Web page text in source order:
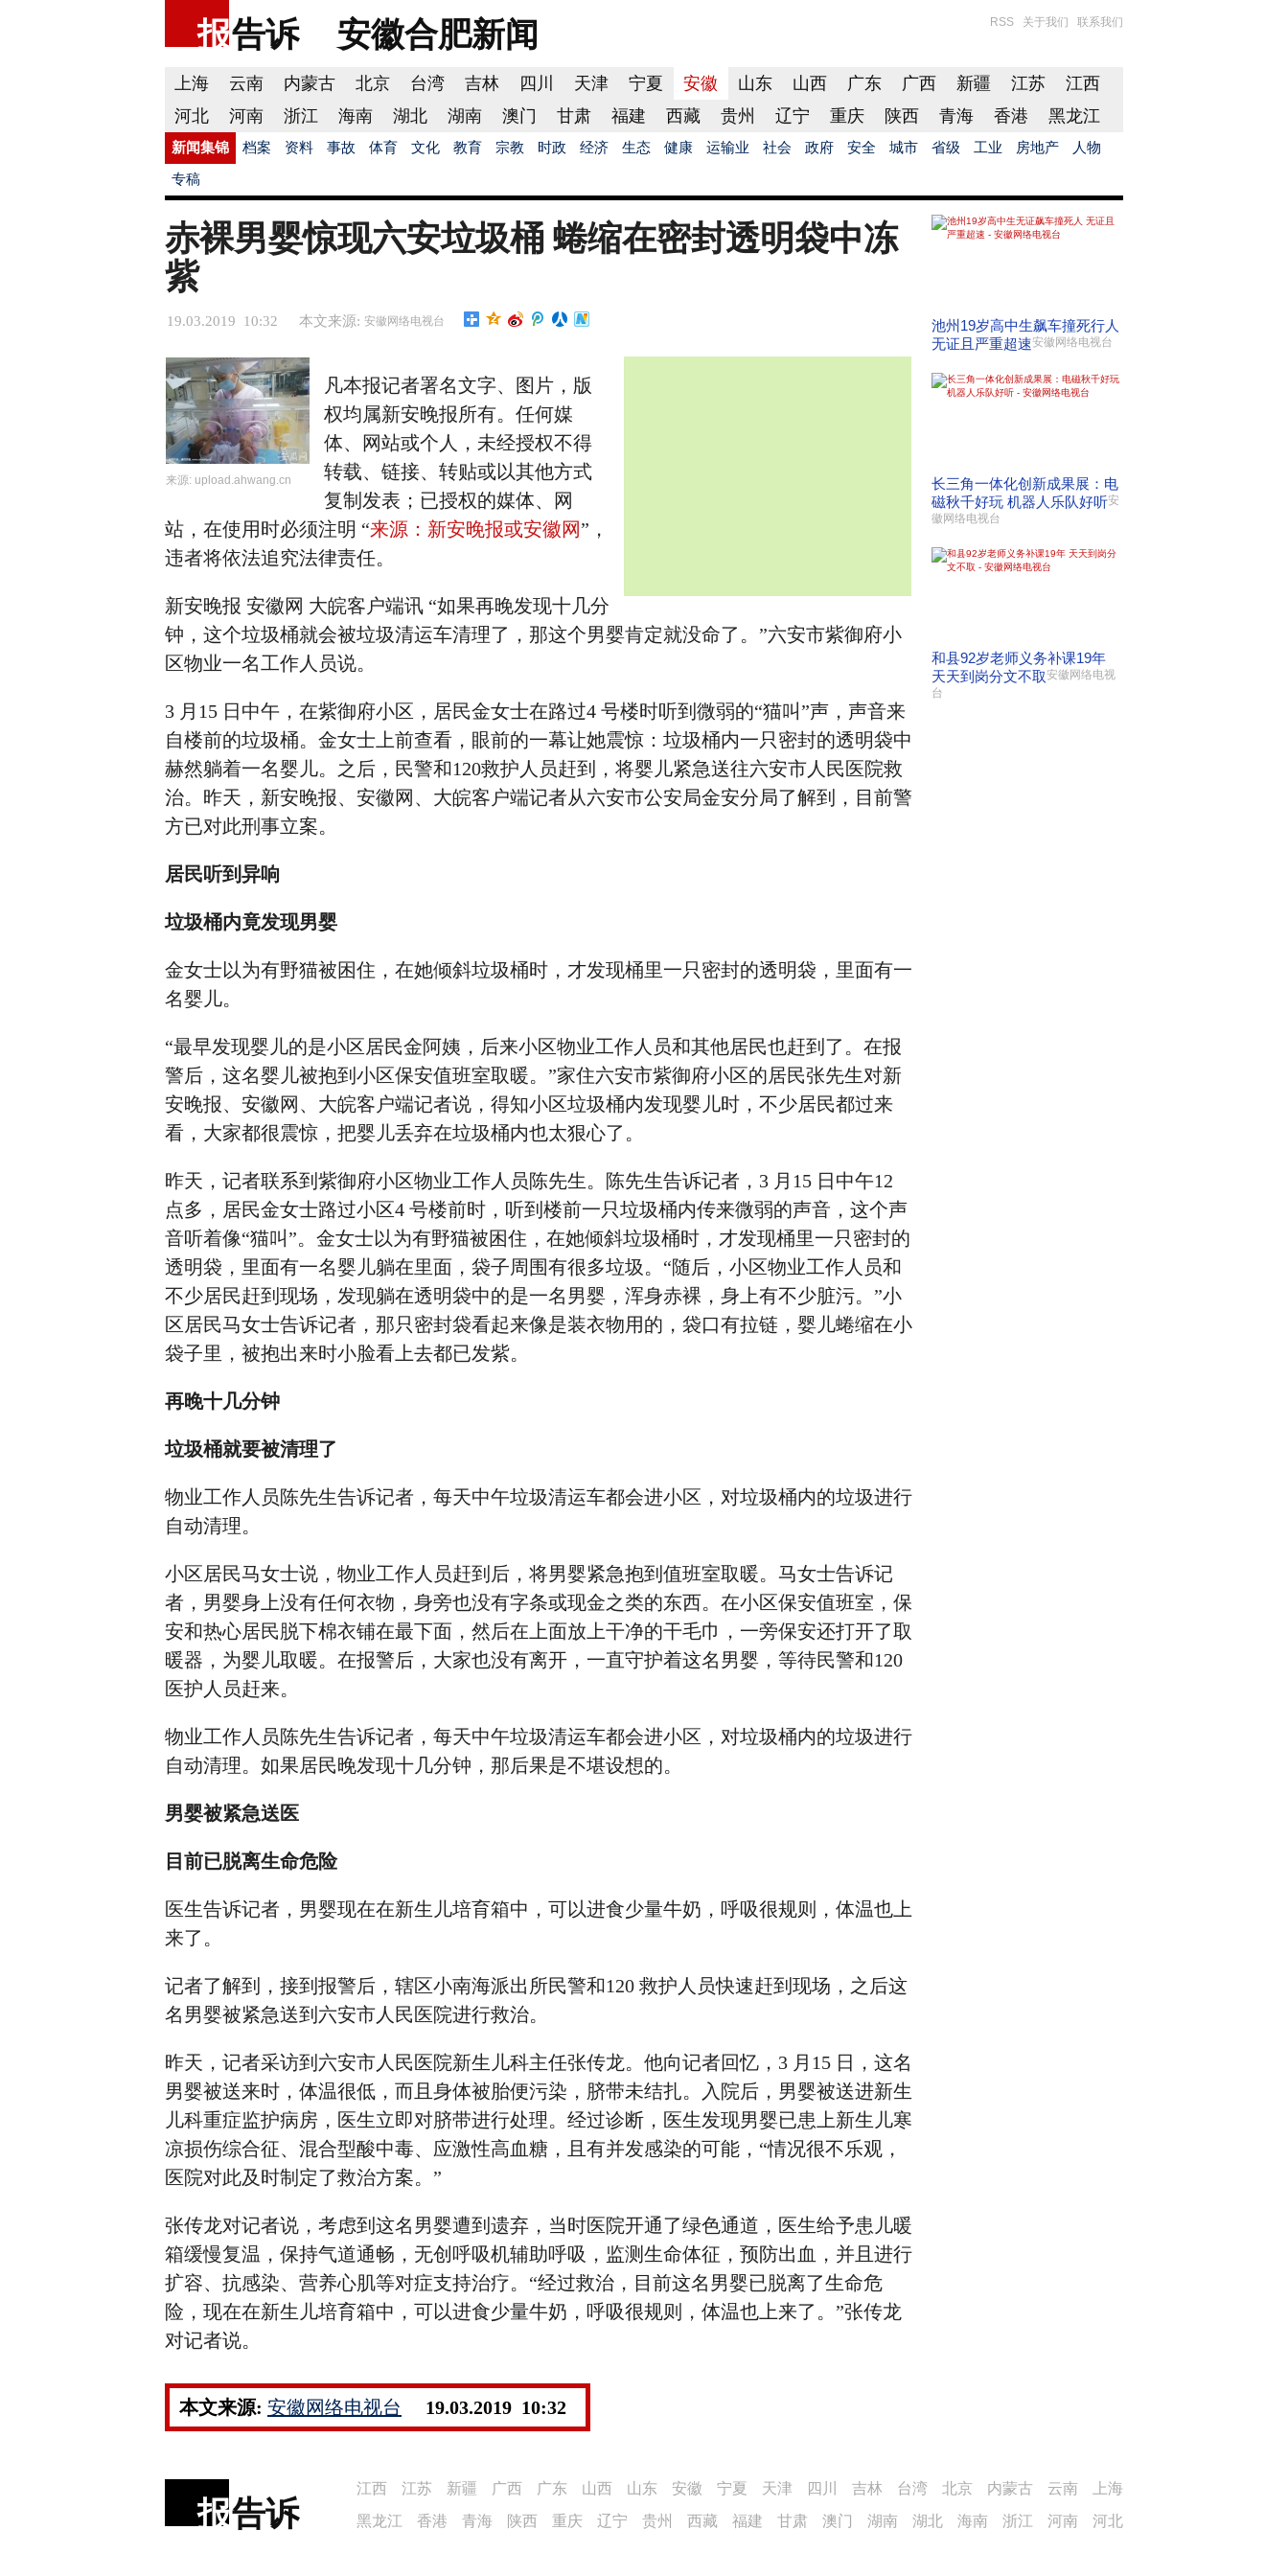
报告诉 安徽合肥新闻 RSS 关于我们 联系我们
上海 云南 内蒙古 北京 台湾 吉林 四川 天津 宁夏 安徽 山东 山西 广东 广西 新疆 江苏
江西
河北
河南 浙江 海南 湖北 湖南 澳门 甘肃 福建 西藏 贵州 辽宁 重庆 陕西 青海 香港 黑龙江
新闻集锦 档案 资料 事故 体育 文化 教育 宗教 时政 经济 生态 健康 运输业 社会 政府 安全 城市 省级 工业 房地产 人物
专稿
赤裸男婴惊现六安垃圾桶 蜷缩在密封透明袋中冻
紫
19.03.2019 10:32 本文来源: 安徽网络电视台
来源: upload.ahwang.cn
凡本报记者署名文字、图片，版
权均属新安晚报所有。任何媒
体、网站或个人，未经授权不得
转载、链接、转贴或以其他方式
复制发表；已授权的媒体、网
站，在使用时必须注明 “来源：新安晚报或安徽网”，
违者将依法追究法律责任。
新安晚报 安徽网 大皖客户端讯 “如果再晚发现十几分
钟，这个垃圾桶就会被垃圾清运车清理了，那这个男婴肯定就没命了。”六安市紫御府小
区物业一名工作人员说。
3 月15 日中午，在紫御府小区，居民金女士在路过4 号楼时听到微弱的“猫叫”声，声音来
自楼前的垃圾桶。金女士上前查看，眼前的一幕让她震惊：垃圾桶内一只密封的透明袋中
赫然躺着一名婴儿。之后，民警和120救护人员赶到，将婴儿紧急送往六安市人民医院救
治。昨天，新安晚报、安徽网、大皖客户端记者从六安市公安局金安分局了解到，目前警
方已对此刑事立案。
居民听到异响
垃圾桶内竟发现男婴
金女士以为有野猫被困住，在她倾斜垃圾桶时，才发现桶里一只密封的透明袋，里面有一
名婴儿。
“最早发现婴儿的是小区居民金阿姨，后来小区物业工作人员和其他居民也赶到了。在报
警后，这名婴儿被抱到小区保安值班室取暖。”家住六安市紫御府小区的居民张先生对新
安晚报、安徽网、大皖客户端记者说，得知小区垃圾桶内发现婴儿时，不少居民都过来
看，大家都很震惊，把婴儿丢弃在垃圾桶内也太狠心了。
昨天，记者联系到紫御府小区物业工作人员陈先生。陈先生告诉记者，3 月15 日中午12
点多，居民金女士路过小区4 号楼前时，听到楼前一只垃圾桶内传来微弱的声音，这个声
音听着像“猫叫”。金女士以为有野猫被困住，在她倾斜垃圾桶时，才发现桶里一只密封的
透明袋，里面有一名婴儿躺在里面，袋子周围有很多垃圾。“随后，小区物业工作人员和
不少居民赶到现场，发现躺在透明袋中的是一名男婴，浑身赤裸，身上有不少脏污。”小
区居民马女士告诉记者，那只密封袋看起来像是装衣物用的，袋口有拉链，婴儿蜷缩在小
袋子里，被抱出来时小脸看上去都已发紫。
再晚十几分钟
垃圾桶就要被清理了
物业工作人员陈先生告诉记者，每天中午垃圾清运车都会进小区，对垃圾桶内的垃圾进行
自动清理。
小区居民马女士说，物业工作人员赶到后，将男婴紧急抱到值班室取暖。马女士告诉记
者，男婴身上没有任何衣物，身旁也没有字条或现金之类的东西。在小区保安值班室，保
安和热心居民脱下棉衣铺在最下面，然后在上面放上干净的干毛巾，一旁保安还打开了取
暖器，为婴儿取暖。在报警后，大家也没有离开，一直守护着这名男婴，等待民警和120
医护人员赶来。
物业工作人员陈先生告诉记者，每天中午垃圾清运车都会进小区，对垃圾桶内的垃圾进行
自动清理。如果居民晚发现十几分钟，那后果是不堪设想的。
男婴被紧急送医
目前已脱离生命危险
医生告诉记者，男婴现在在新生儿培育箱中，可以进食少量牛奶，呼吸很规则，体温也上
来了。
记者了解到，接到报警后，辖区小南海派出所民警和120 救护人员快速赶到现场，之后这
名男婴被紧急送到六安市人民医院进行救治。
昨天，记者采访到六安市人民医院新生儿科主任张传龙。他向记者回忆，3 月15 日，这名
男婴被送来时，体温很低，而且身体被胎便污染，脐带未结扎。入院后，男婴被送进新生
儿科重症监护病房，医生立即对脐带进行处理。经过诊断，医生发现男婴已患上新生儿寒
凉损伤综合征、混合型酸中毒、应激性高血糖，且有并发感染的可能，“情况很不乐观，
医院对此及时制定了救治方案。”
张传龙对记者说，考虑到这名男婴遭到遗弃，当时医院开通了绿色通道，医生给予患儿暖
箱缓慢复温，保持气道通畅，无创呼吸机辅助呼吸，监测生命体征，预防出血，并且进行
扩容、抗感染、营养心肌等对症支持治疗。“经过救治，目前这名男婴已脱离了生命危
险，现在在新生儿培育箱中，可以进食少量牛奶，呼吸很规则，体温也上来了。”张传龙
对记者说。
本文来源: 安徽网络电视台 19.03.2019 10:32
池州19岁高中生飙车撞死行人
无证且严重超速安徽网络电视台
长三角一体化创新成果展：电
磁秋千好玩 机器人乐队好听安
徽网络电视台
和县92岁老师义务补课19年
天天到岗分文不取安徽网络电视
台
报告诉
上海
云南
内蒙古
北京
台湾
吉林
四川
天津
宁夏
安徽
山东
山西
广东
广西
新疆
江苏
江西
河北
河南
浙江
海南
湖北
湖南
澳门
甘肃
福建
西藏
贵州
辽宁
重庆
陕西
青海
香港
黑龙江